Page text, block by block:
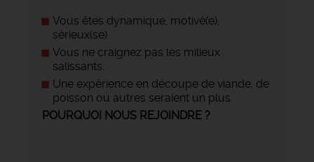
Vous êtes dynamique, motivé(e),
sérieux(se).
Vous ne craignez pas les milieux
salissants.
Une expérience en découpe de viande, de
poisson ou autres seraient un plus.
POURQUOI NOUS REJOINDRE ?